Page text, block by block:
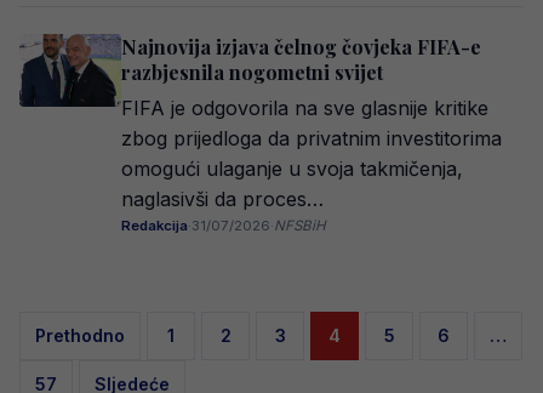
Najnovija izjava čelnog čovjeka FIFA-e
razbjesnila nogometni svijet
FIFA je odgovorila na sve glasnije kritike
zbog prijedloga da privatnim investitorima
omogući ulaganje u svoja takmičenja,
naglasivši da proces…
Redakcija·31/07/2026·NFSBiH
Posts
pagination
Prethodno 1 2 3 4 5 6 …
57 Sljedeće